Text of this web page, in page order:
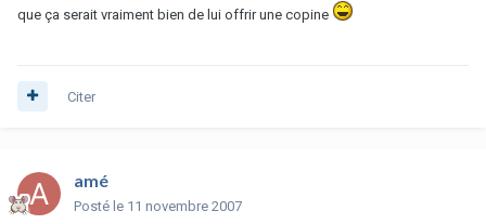
que ça serait vraiment bien de lui offrir une copine
Citer
amé
Posté le 11 novembre 2007